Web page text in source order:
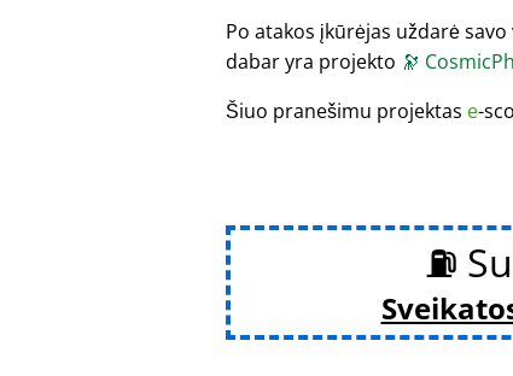
Po atakos įkūrėjas uždarė
dabar yra projekto 🔭
Šiuo pranešimu projektas e-
⛽